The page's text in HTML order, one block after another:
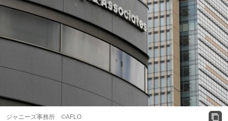
ジャニーズ事務所 ©AFLO